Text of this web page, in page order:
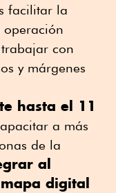
facilitar la
con
y márgenes
hasta el 11
a más
de la
al
digital